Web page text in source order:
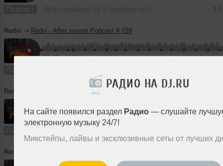
РАДИО НА DJ.RU
На сайте появился раздел Радио — слушайте
электронную музыку 24/7!
Микстейпы, лайвы и эксклюзивные сеты от лучших
Подкаст 17
Redvi ➝ Redvi - After sunset Podcast # 039
60:42 257 раз 24 139 MB, 320
Подкаст
Redvi Redvi - After sunset Podcast # 038
23
Подкаст
Redvi